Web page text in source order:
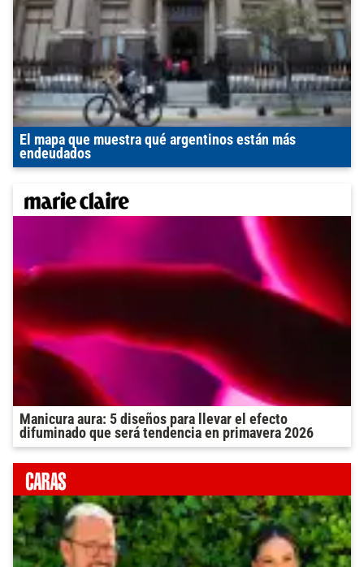
El mapa que muestra qué argentinos están más
endeudados
Manicura aura: 5 diseños para llevar el efecto
difuminado que será tendencia en primavera 2026